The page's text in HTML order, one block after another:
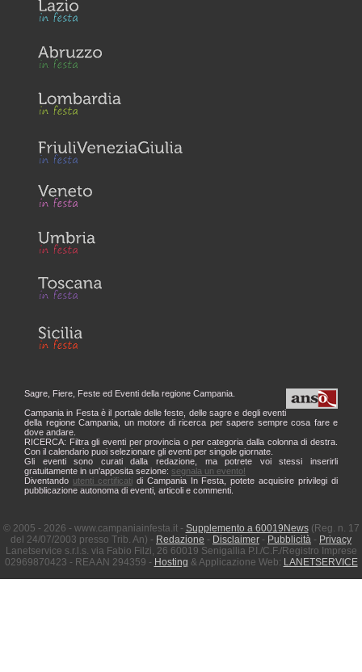
Sagre, Fiere, Feste ed Eventi della regione Campania.
Campania in Festa è il portale delle feste, delle sagre e degli eventi
della regione Campania, un motore di ricerca per sapere sempre cosa fare e
dove andare.
RICERCA: Filtra gli eventi per provincia o per categoria dalla colonna di destra.
Con il calendario puoi selezionare gli eventi per singole giornate.
Gli eventi sono curati dalla redazione, ma potrete voi stessi inserirli
gratuitamente in un'apposita sezione: segnala un evento!
Diventando utenti certificatidi Campania In Festa, potete acquisire privilegi di
pubblicazione autonoma di eventi, articoli e commenti.
© 2005 - 2026 - www.campaniainfesta.it - Supplemento a 60019News(Reg. n. 17
del 24/07/2003 presso Trib. An) - Redazione - Disclaimer - Pubblicità - Privacy
Lanetservice s.r.l.s. via Fabio Filzi, 26 60019 Senigallia P.I./C.F./Registro Imprese
02969870423 - REA AN 294359 - Hosting & Applicazione Web: LANETSERVICE